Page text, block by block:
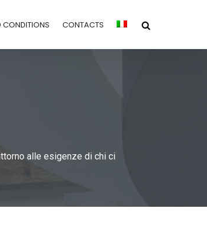
CONDITIONS CONTACTS
alle esigenze di chi ci